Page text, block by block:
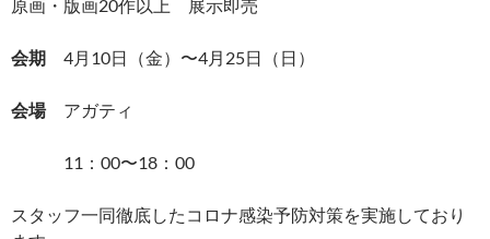
原画・版画20作以上 展示即売
会期 4月10日（金）〜4月25日（日）
会場アガティ
11：00〜18：00
スタッフ一同徹底したコロナ感染予防対策を実施しており